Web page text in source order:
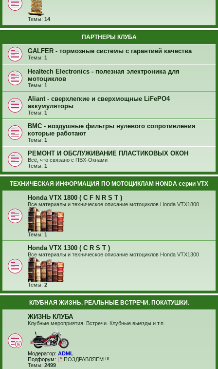
Темы: 14
ПАРТНЕРЫ КЛУБА
GALFER - тормозные системы с гарантией качества
Темы: 1
Healtech Electronics - полезная электроника для
мотоциклов
Темы: 1
Aliant - сверхлегкие и сверхмощные LiFePO4
аккумуляторы
Темы: 1
BMC - воздушные фильтры нулевого сопротивления
которые работают
Темы: 1
РЕМОНТ И ОБСЛУЖИВАНИЕ ПЛАСТИКОВЫХ ОКОН
Всё, что связано с ПВХ-Окнами
Темы: 1
ТЕХНИЧЕСКАЯ ИНФОРМАЦИЯ ПО МОТОЦИКЛАМ HONDA серии VTX
Honda VTX 1800 ( C F N R S T )
Все материалы и техническое описание мотоциклов Honda VTX1800
Темы: 1
Honda VTX 1300 ( C R S T )
Все материалы и техническое описание мотоциклов Honda VTX1300
Темы: 2
КЛУБНАЯ ЖИЗНЬ. РЕАЛЬНЫЕ ВСТРЕЧИ. ПОКАТУШКИ.
ЖИЗНЬ КЛУБА
Клубные мероприятия. Встречи. Клубные выезды и т.п.
Модератор: ADML
Подфорум:
ПОЗДРАВЛЯЕМ !!!
Темы: 2499